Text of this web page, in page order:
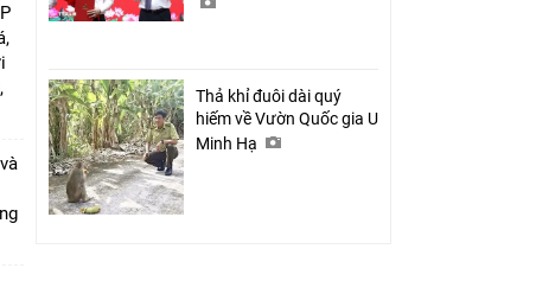
Thả khỉ đuôi dài quý
hiếm về Vườn Quốc gia U
Minh Hạ